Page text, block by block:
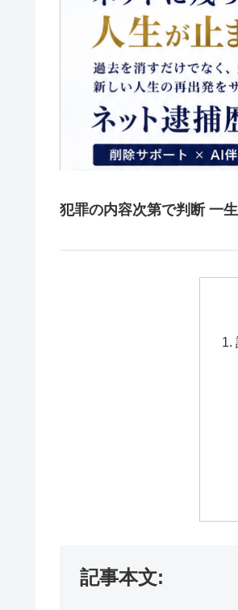
犯罪の内容次第で判断 一
記事本文: